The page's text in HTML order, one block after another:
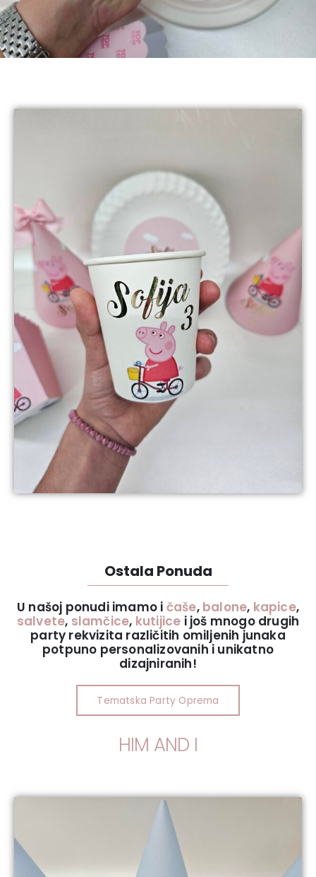
Ostala Ponuda
U našoj ponudi imamo i čaše, balone, kapice,
salvete, slamčice, kutijice i još mnogo drugih
party rekvizita različitih omiljenih junaka
potpuno personalizovanih i unikatno
dizajniranih!
Tematska Party Oprema
PARTY OPREMA